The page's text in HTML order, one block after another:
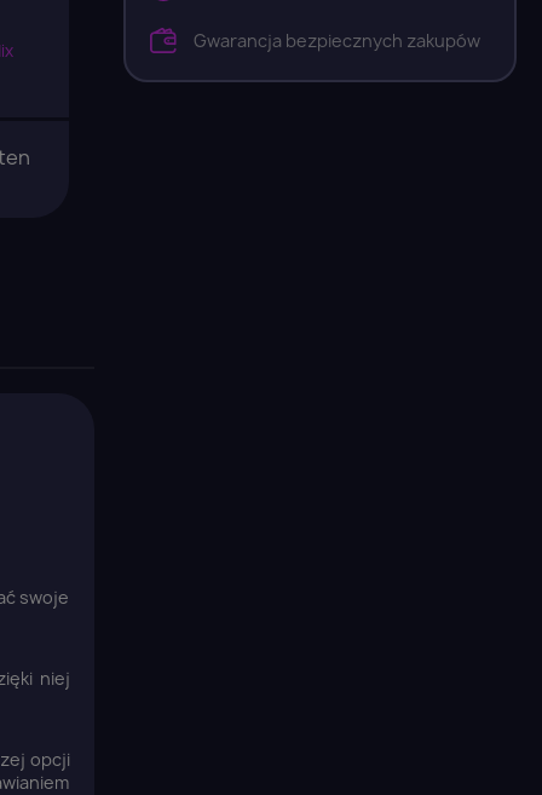
swoje
niej
opcji
Gwarancja bezpiecznych zakupów